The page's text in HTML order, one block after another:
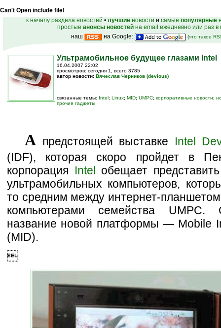
Can't Open include file!
к началу раздела новостей • лучшие новости и самые популярные
простые анонсы новостей на email ежедневно или раз
наш
на Google: (что такое
Ультрамобильное будущее глазами Intel
16.04.2007 22:02
просмотров: сегодня 1, всего 3785
автор новости: Вячеслав Черников (devious)
связанные темы: Intel; Linux; MID; UMPC; корпоративные новости;
прочие гаджеты
А предстоящей выставке Intel
(IDF), которая скоро пройдет в
корпорация Intel обещает
ультрамобильных компьютеров,
то средним между интернет-
компьютерами семейства UMPC.
название новой платформы — Mobile
(MID).
